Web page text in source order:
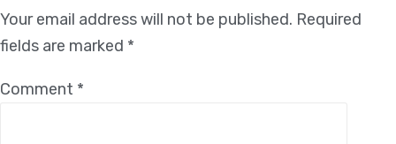
Your email address will not be published. Required
fields are marked *
Comment *